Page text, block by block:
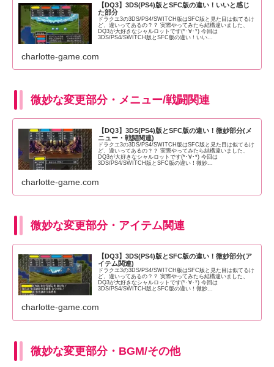
【DQ3】3DS(PS4)版とSFC版の違い！いいと感じ
た部分
ドラクエ3の3DS/PS4/SWITCH版はSFC版と見た目は似てるけ
ど、違いってあるの？？ 実際やってみたら結構違いました、
DQ3が大好きなシャルロットです(*･∀･*) 今回は
3DS/PS4/SWITCH版とSFC版の違い！いい...
charlotte-game.com
微妙な変更部分・メニュー/戦闘関連
【DQ3】3DS(PS4)版とSFC版の違い！微妙部分(メ
ニュー・戦闘関連)
ドラクエ3の3DS/PS4/SWITCH版はSFC版と見た目は似てるけ
ど、違いってあるの？？ 実際やってみたら結構違いました、
DQ3が大好きなシャルロットです(*･∀･*) 今回は
3DS/PS4/SWITCH版とSFC版の違い！微妙...
charlotte-game.com
微妙な変更部分・アイテム関連
【DQ3】3DS(PS4)版とSFC版の違い！微妙部分(ア
イテム関連)
ドラクエ3の3DS/PS4/SWITCH版はSFC版と見た目は似てるけ
ど、違いってあるの？？ 実際やってみたら結構違いました、
DQ3が大好きなシャルロットです(*･∀･*) 今回は
3DS/PS4/SWITCH版とSFC版の違い！微妙...
charlotte-game.com
微妙な変更部分・BGM/その他